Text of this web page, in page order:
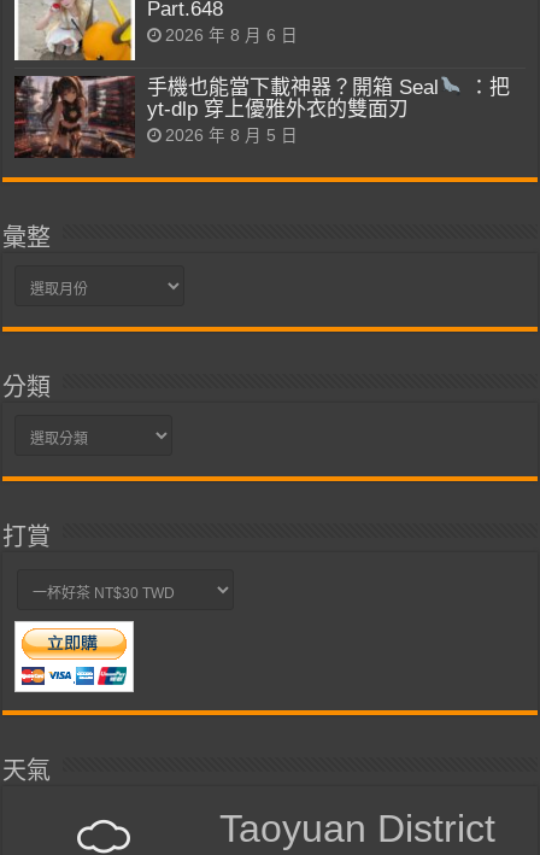
Part.648
2026 年 8 月 6 日
手機也能當下載神器？開箱 Seal
：把
yt-dlp 穿上優雅外衣的雙面刃
2026 年 8 月 5 日
彙整
彙
分類
分
打賞
天氣
Taoyuan District